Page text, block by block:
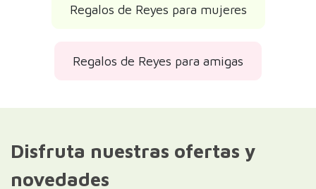
Regalos de Reyes para mujeres
Regalos de Reyes para amigas
Disfruta nuestras ofertas y
novedades